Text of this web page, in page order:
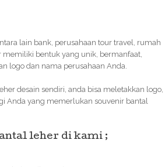
lain bank, perusahaan tour travel, rumah
memiliki bentuk yang unik, bermanfaat,
logo dan nama perusahaan Anda.
desain sendiri, anda bisa meletakkan logo,
Anda yang memerlukan souvenir bantal
leher di kami ;